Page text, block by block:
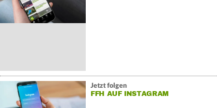
Jetzt folgen
FFH AUF INSTAGRAM